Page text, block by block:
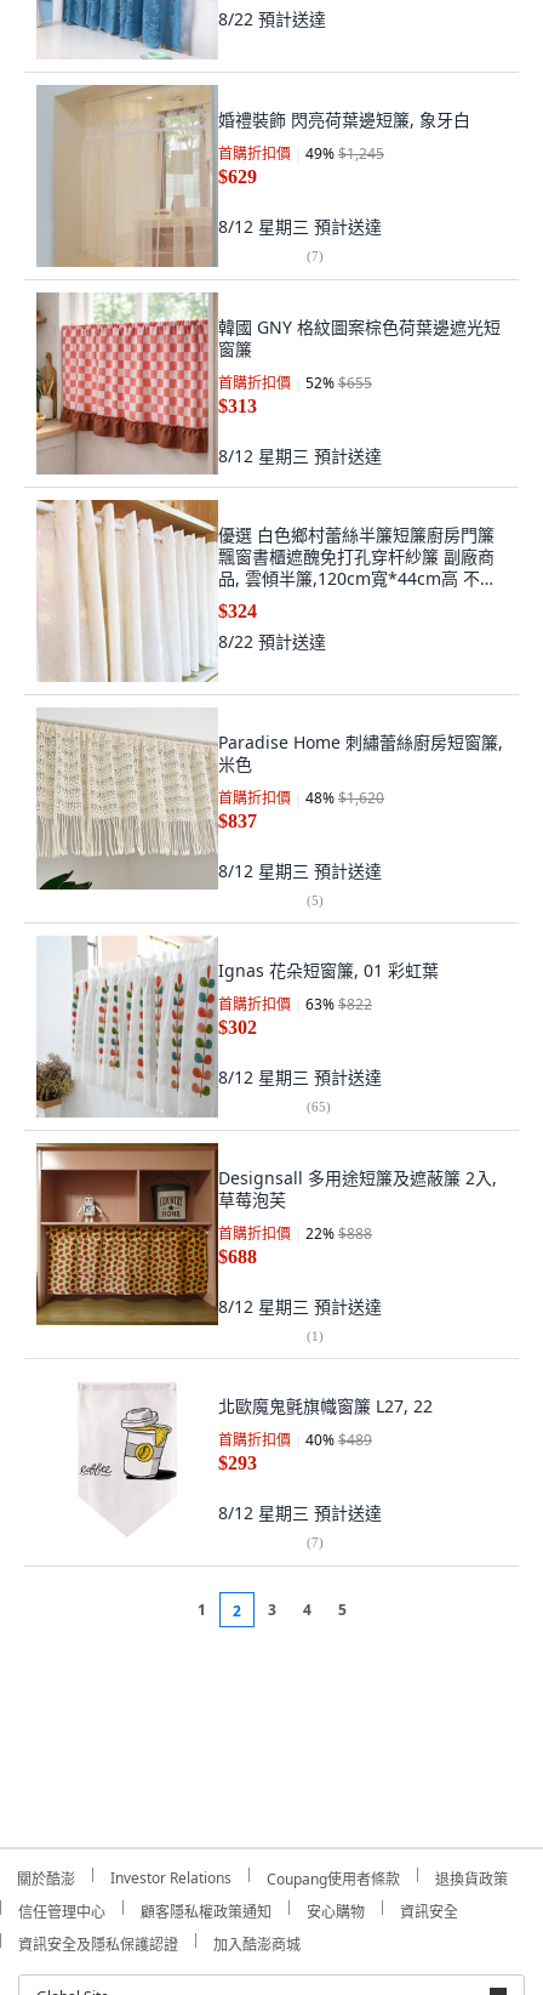
8/22 預計送達
婚禮裝飾 閃亮荷葉邊短簾, 象牙白
首購折扣價 49%$1,245
$629
8/12 星期三 預計送達
(7)
韓國 GNY 格紋圖案棕色荷葉邊遮光短
窗簾
首購折扣價 52%$655
$313
8/12 星期三 預計送達
優選 白色鄉村蕾絲半簾短簾廚房門簾
飄窗書櫃遮醜免打孔穿杆紗簾 副廠商
品, 雲傾半簾,120cm寬*44cm高 不送
伸縮杆
$324
8/22 預計送達
Paradise Home 刺繡蕾絲廚房短窗簾,
米色
首購折扣價 48%$1,620
$837
8/12 星期三 預計送達
(5)
Ignas 花朵短窗簾, 01 彩虹葉
首購折扣價 63%$822
$302
8/12 星期三 預計送達
(65)
Designsall 多用途短簾及遮蔽簾 2入,
草莓泡芙
首購折扣價 22%$888
$688
8/12 星期三 預計送達
(1)
北歐魔鬼氈旗幟窗簾 L27, 22
首購折扣價 40%$489
$293
8/12 星期三 預計送達
(7)
1 2 3 4 5
關於酷澎 Investor Relations Coupang使用者條款
退換貨政策
信任管理中心
顧客隱私權政策通知 安心購物
資訊安全
資訊安全及隱私保護認證
加入酷澎商城